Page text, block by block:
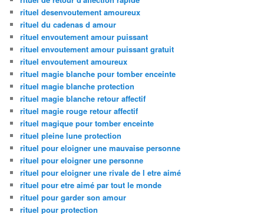
rituel desenvoutement amoureux
rituel du cadenas d amour
rituel envoutement amour puissant
rituel envoutement amour puissant gratuit
rituel envoutement amoureux
rituel magie blanche pour tomber enceinte
rituel magie blanche protection
rituel magie blanche retour affectif
rituel magie rouge retour affectif
rituel magique pour tomber enceinte
rituel pleine lune protection
rituel pour eloigner une mauvaise personne
rituel pour eloigner une personne
rituel pour eloigner une rivale de l etre aimé
rituel pour etre aimé par tout le monde
rituel pour garder son amour
rituel pour protection